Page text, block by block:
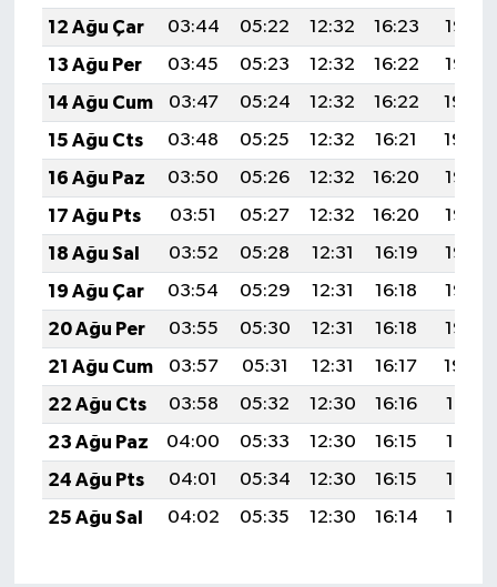
12 Ağu Çar
03:44 05:22 12:32 16:23
19:33
13 Ağu Per
03:45 05:23 12:32 16:22
19:32
14 Ağu Cum
03:47 05:24 12:32 16:22
19:30
15 Ağu Cts
03:48 05:25 12:32 16:21
19:29
16 Ağu Paz
03:50 05:26 12:32 16:20
19:27
17 Ağu Pts
03:51 05:27 12:32 16:20
19:26
18 Ağu Sal
03:52 05:28 12:31 16:19
19:25
19 Ağu Çar
03:54 05:29 12:31 16:18
19:23
20 Ağu Per
03:55 05:30 12:31 16:18
19:22
21 Ağu Cum
03:57 05:31 12:31 16:17
19:20
22 Ağu Cts
03:58 05:32 12:30 16:16
19:19
23 Ağu Paz
04:00 05:33 12:30 16:15
19:17
24 Ağu Pts
04:01 05:34 12:30 16:15
19:16
25 Ağu Sal
04:02 05:35 12:30 16:14 19:14